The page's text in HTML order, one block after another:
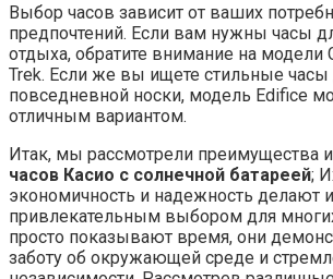
Выбор часов зависит от ваших
предпочтений. Если вам нужны часы
отдыха, обратите внимание на модели
Trek. Если же вы ищете стильные часы
повседневной носки, модель Edifice
отличным вариантом.
Итак, мы рассмотрели преимущества
часов Касио с солнечной батареей;
экономичность и надежность делают
привлекательным выбором для
просто показывают время, они
заботу об окружающей среде и